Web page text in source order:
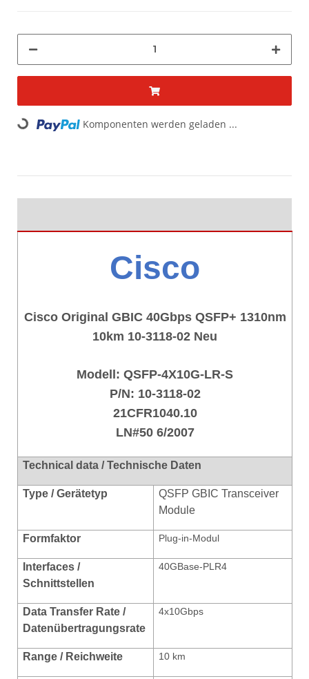
Loading... Komponenten werden geladen ...
Cisco
Cisco Original GBIC 40Gbps QSFP+ 1310nm
10km 10-3118-02 Neu
Modell: QSFP-4X10G-LR-S
P/N: 10-3118-02
21CFR1040.10
LN#50 6/2007
Technical data / Technische Daten
Type / Gerätetyp
QSFP GBIC Transceiver
Module
Formfaktor Plug-in-Modul
Interfaces /
Schnittstellen
40GBase-PLR4
Data Transfer Rate /
Datenübertragungsrate
4x10Gbps
Range / Reichweite 10 km